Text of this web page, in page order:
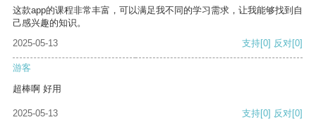
这款app的课程非常丰富，可以满足我不同的学习需求，让我能够找到自
己感兴趣的知识。
2025-05-13
支持[0] 反对[0]
游客
超棒啊 好用
2025-05-13 支持[0] 反对[0]